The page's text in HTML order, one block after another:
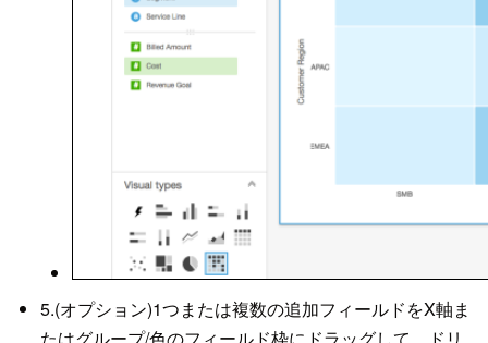
5.(オプション)1つまたは複数の追加フィールドをX軸ま